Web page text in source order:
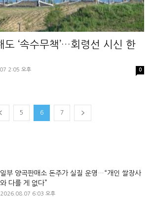
도 ‘속수무책’…회령선 시신 한
2:05 오후 0
5 6 7
일부 양곡판매소 돈주가 실질 운영…“개인 쌀장사
와 다를 게 없다”
2026.08.07 6:03 오후